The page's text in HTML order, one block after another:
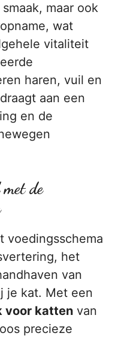
maar ook
wat
vitaliteit
haren, vuil en
aan een
en de
met de
voedingsschema
het
van
je kat. Met een
voor katten van
precieze